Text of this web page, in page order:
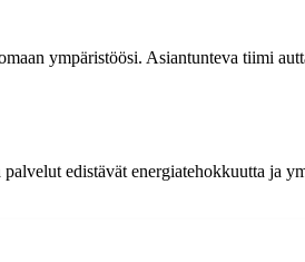
ympäristöösi. Asiantunteva tiimi
edistävät energiatehokkuutta ja